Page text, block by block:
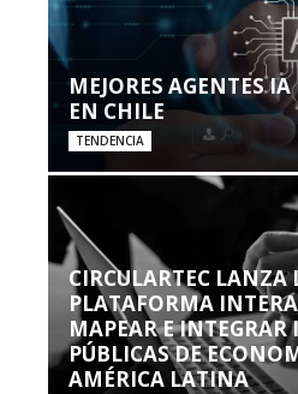
MEJORES AGENTES
EN CHILE
TENDENCIA
CIRCULARTEC LANZA
PLATAFORMA
MAPEAR E
PÚBLICAS DE
AMÉRICA LATINA